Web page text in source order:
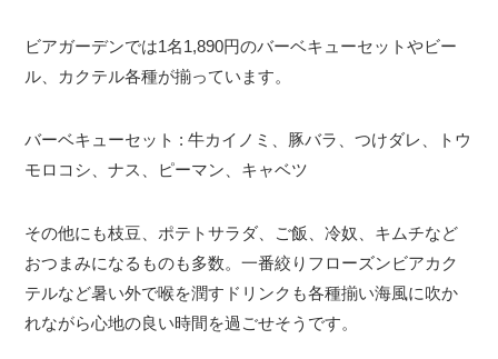
ビアガーデンでは1名1,890円のバーベキューセットやビー
ル、カクテル各種が揃っています。
バーベキューセット : 牛カイノミ、豚バラ、つけダレ、トウ
モロコシ、ナス、ピーマン、キャベツ
その他にも枝豆、ポテトサラダ、ご飯、冷奴、キムチなど
おつまみになるものも多数。一番絞りフローズンビアカク
テルなど暑い外で喉を潤すドリンクも各種揃い海風に吹か
れながら心地の良い時間を過ごせそうです。